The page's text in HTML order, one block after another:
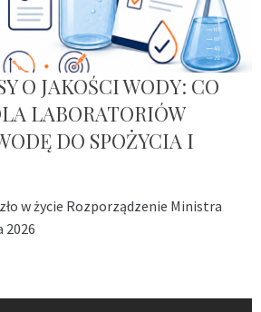
O JAKOŚCI WODY: CO
LABORATORIÓW
DO SPOŻYCIA I
w życie Rozporządzenie Ministra
2026